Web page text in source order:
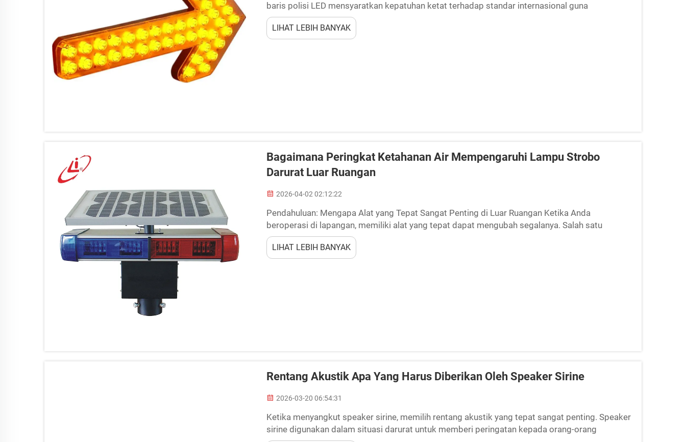
baris polisi LED mensyaratkan kepatuhan ketat terhadap standar internasional guna
memastikan keselamatan dan kualitas produk. Sertifikasi ini sangat penting karena
membangun t...
LIHAT LEBIH BANYAK
Bagaimana Peringkat Ketahanan Air Mempengaruhi Lampu Strobo
Darurat Luar Ruangan
2026-04-02 02:12:22
Pendahuluan: Mengapa Alat yang Tepat Sangat Penting di Luar Ruangan Ketika Anda
beroperasi di lapangan, memiliki alat yang tepat dapat mengubah segalanya. Salah satu
peralatan penting adalah lampu strobo darurat yang andal. Lampu-lampu ini sangat krusial
untuk meminta bantuan...
LIHAT LEBIH BANYAK
Rentang Akustik Apa Yang Harus Diberikan Oleh Speaker Sirine
2026-03-20 06:54:31
Ketika menyangkut speaker sirine, memilih rentang akustik yang tepat sangat penting. Speaker
sirine digunakan dalam situasi darurat untuk memberi peringatan kepada orang-orang